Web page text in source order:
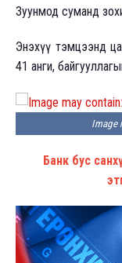
Зуунмод суманд
Энэхүү тэмцээнд
41 анги,
Image
Банк бус